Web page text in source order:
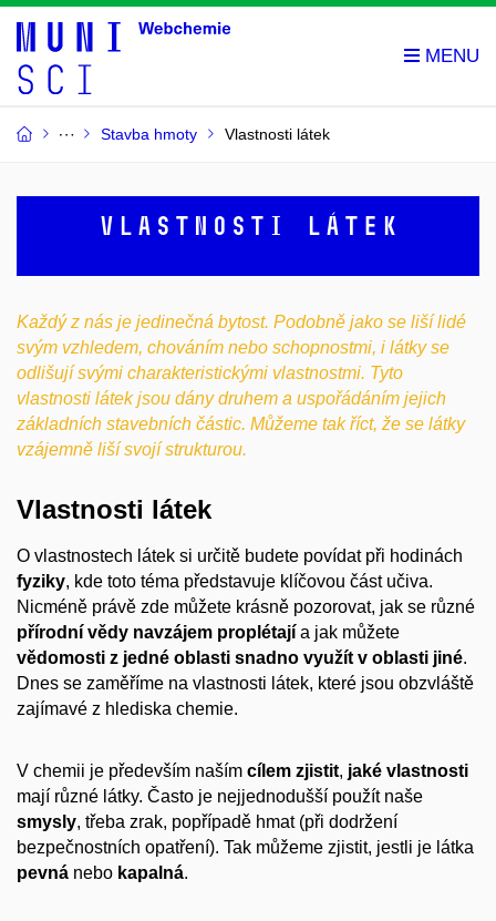
Stavba hmoty Vlastnosti látek
Vlastnosti látek
Každý z nás je jedinečná bytost. Podobně jako se liší lidé
svým vzhledem, chováním nebo schopnostmi, i látky se
odlišují svými charakteristickými vlastnostmi. Tyto
vlastnosti látek jsou dány druhem a uspořádáním jejich
základních stavebních částic. Můžeme tak říct, že se látky
vzájemně liší svojí strukturou.
Vlastnosti látek
O vlastnostech látek si určitě budete povídat při hodinách
fyziky, kde toto téma představuje klíčovou část učiva.
Nicméně právě zde můžete krásně pozorovat, jak se různé
přírodní vědy navzájem proplétají a jak můžete
vědomosti z jedné oblasti snadno využít v oblasti jiné.
Dnes se zaměříme na vlastnosti látek, které jsou obzvláště
zajímavé z hlediska chemie.
V chemii je především naším cílem zjistit, jaké vlastnosti
mají různé látky. Často je nejjednodušší použít naše
smysly, třeba zrak, popřípadě hmat (při dodržení
bezpečnostních opatření). Tak můžeme zjistit, jestli je látka
pevná nebo kapalná.